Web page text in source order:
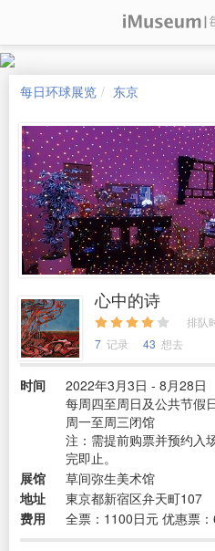
每日环球展览 东京
心中的诗
排队
7 记录 43 想去
时间
2022年3月3日 - 8月28日
每周四至周日及公共节假
周一至周三闭馆
注：需提前购票并预约入
完即止。
展馆
草间弥生美术馆
地址
東京都新宿区弁天町107
费用
全票：1100日元 优惠票